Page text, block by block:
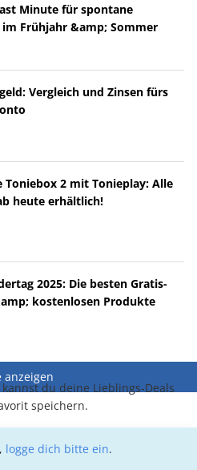
Minute für spontane
im Frühjahr &amp; Sommer
Vergleich und Zinsen fürs
Toniebox 2 mit Tonieplay: Alle
heute erhältlich!
2025: Die besten Gratis-
kostenlosen Produkte
anzeigen
du deine Lieblings-Deals
speichern.
logge dich bitte ein.